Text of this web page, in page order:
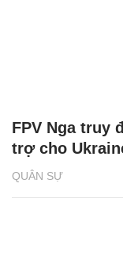
QUÂN SỰ
FPV Nga truy
trợ cho